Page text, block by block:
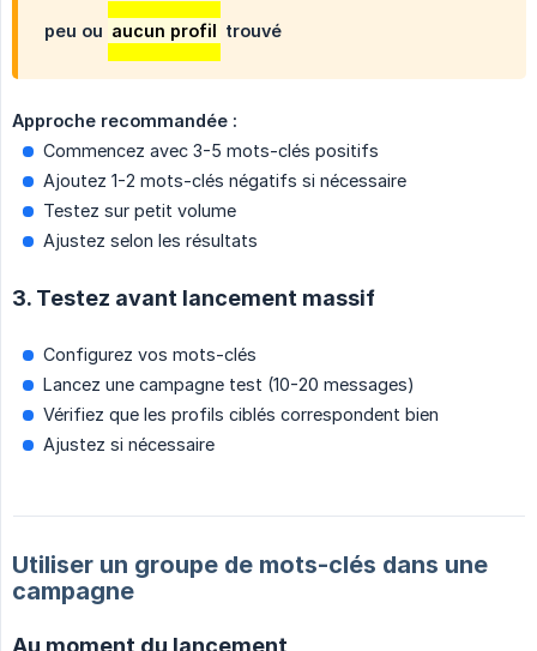
peu ou aucun profil trouvé
Approche recommandée :
Commencez avec 3-5 mots-clés positifs
Ajoutez 1-2 mots-clés négatifs si nécessaire
Testez sur petit volume
Ajustez selon les résultats
3. Testez avant lancement massif
Configurez vos mots-clés
Lancez une campagne test (10-20 messages)
Vérifiez que les profils ciblés correspondent bien
Ajustez si nécessaire
Utiliser un groupe de mots-clés dans une
campagne
Au moment du lancement